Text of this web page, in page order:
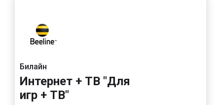
Билайн
Интернет + ТВ "Для
игр + ТВ"